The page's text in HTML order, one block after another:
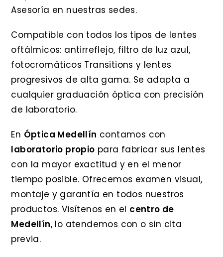
Asesoría en nuestras sedes.
Compatible con todos los tipos de lentes
oftálmicos: antirreflejo, filtro de luz azul,
fotocromáticos Transitions y lentes
progresivos de alta gama. Se adapta a
cualquier graduación óptica con precisión
de laboratorio.
En Óptica Medellín contamos con
laboratorio propio para fabricar sus lentes
con la mayor exactitud y en el menor
tiempo posible. Ofrecemos examen visual,
montaje y garantía en todos nuestros
productos. Visítenos en el centro de
Medellín, lo atendemos con o sin cita
previa.